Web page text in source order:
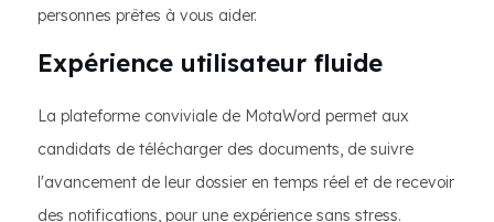
personnes prêtes à vous aider.
Expérience utilisateur fluide
La plateforme conviviale de MotaWord permet aux
candidats de télécharger des documents, de suivre
l'avancement de leur dossier en temps réel et de recevoir
des notifications, pour une expérience sans stress.